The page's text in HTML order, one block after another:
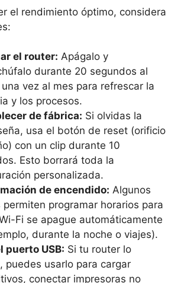
el rendimiento óptimo, considera
el router: Apágalo y
durante 20 segundos al
vez al mes para refrescar la
y los procesos.
de fábrica: Si olvidas la
usa el botón de reset (orificio
con un clip durante 10
Esto borrará toda la
personalizada.
de encendido: Algunos
permiten programar horarios para
Fi se apague automáticamente
durante la noche o viajes).
puerto USB: Si tu router lo
puedes usarlo para cargar
conectar impresoras no